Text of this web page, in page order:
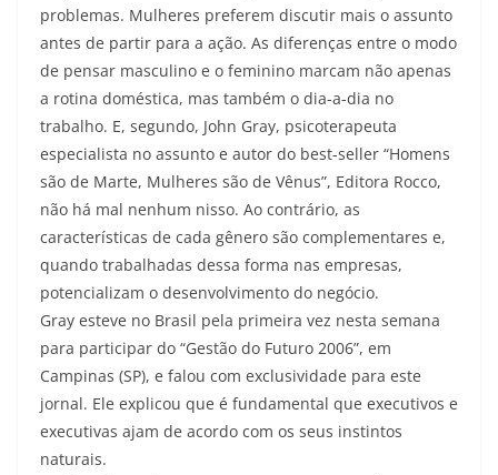
problemas. Mulheres preferem discutir mais o assunto
antes de partir para a ação. As diferenças entre o modo
de pensar masculino e o feminino marcam não apenas
a rotina doméstica, mas também o dia-a-dia no
trabalho. E, segundo, John Gray, psicoterapeuta
especialista no assunto e autor do best-seller “Homens
são de Marte, Mulheres são de Vênus”, Editora Rocco,
não há mal nenhum nisso. Ao contrário, as
características de cada gênero são complementares e,
quando trabalhadas dessa forma nas empresas,
potencializam o desenvolvimento do negócio.
Gray esteve no Brasil pela primeira vez nesta semana
para participar do “Gestão do Futuro 2006”, em
Campinas (SP), e falou com exclusividade para este
jornal. Ele explicou que é fundamental que executivos e
executivas ajam de acordo com os seus instintos
naturais.